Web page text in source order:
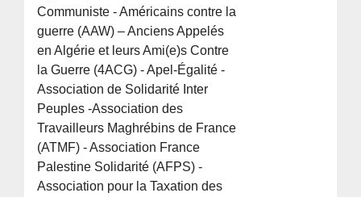
Communiste - Américains contre la
guerre (AAW) – Anciens Appelés
en Algérie et leurs Ami(e)s Contre
la Guerre (4ACG) - Apel-Égalité -
Association de Solidarité Inter
Peuples -Association des
Travailleurs Maghrébins de France
(ATMF) - Association France
Palestine Solidarité (AFPS) -
Association pour la Taxation des